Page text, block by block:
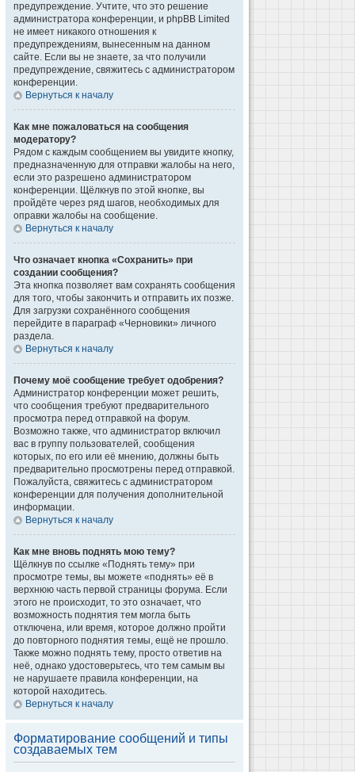
предупреждение. Учтите, что это решение
администратора конференции, и phpBB Limited
не имеет никакого отношения к
предупреждениям, вынесенным на данном
сайте. Если вы не знаете, за что получили
предупреждение, свяжитесь с администратором
конференции.
Вернуться к началу
Как мне пожаловаться на сообщения
модератору?
Рядом с каждым сообщением вы увидите кнопку,
предназначенную для отправки жалобы на него,
если это разрешено администратором
конференции. Щёлкнув по этой кнопке, вы
пройдёте через ряд шагов, необходимых для
оправки жалобы на сообщение.
Вернуться к началу
Что означает кнопка «Сохранить» при
создании сообщения?
Эта кнопка позволяет вам сохранять сообщения
для того, чтобы закончить и отправить их позже.
Для загрузки сохранённого сообщения
перейдите в параграф «Черновики» личного
раздела.
Вернуться к началу
Почему моё сообщение требует одобрения?
Администратор конференции может решить,
что сообщения требуют предварительного
просмотра перед отправкой на форум.
Возможно также, что администратор включил
вас в группу пользователей, сообщения
которых, по его или её мнению, должны быть
предварительно просмотрены перед отправкой.
Пожалуйста, свяжитесь с администратором
конференции для получения дополнительной
информации.
Вернуться к началу
Как мне вновь поднять мою тему?
Щёлкнув по ссылке «Поднять тему» при
просмотре темы, вы можете «поднять» её в
верхнюю часть первой страницы форума. Если
этого не происходит, то это означает, что
возможность поднятия тем могла быть
отключена, или время, которое должно пройти
до повторного поднятия темы, ещё не прошло.
Также можно поднять тему, просто ответив на
неё, однако удостоверьтесь, что тем самым вы
не нарушаете правила конференции, на
которой находитесь.
Вернуться к началу
Форматирование сообщений и типы
создаваемых тем